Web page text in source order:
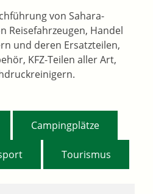
von Sahara-
Reisefahrzeugen, Handel
und deren Ersatzteilen,
KFZ-Teilen aller Art,
Campingplätze
Tourismus